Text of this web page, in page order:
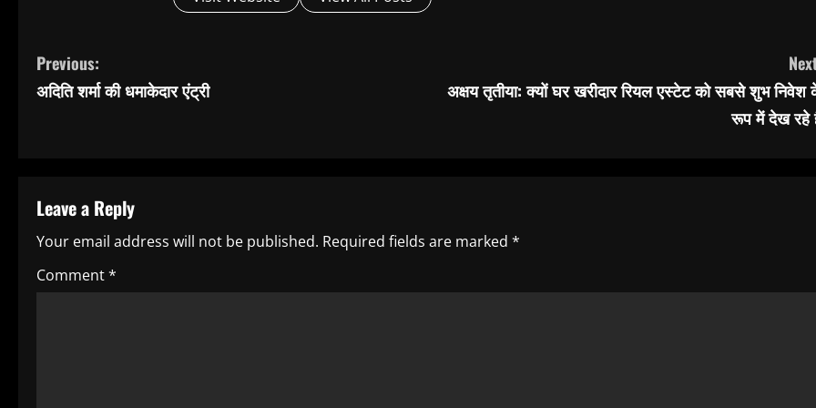
C
o
i
n
u
Previous:
अदिति शर्मा की धमाकेदार एंट्री
अक्षय तृतीया: क्यों घर खरीदार रियल एस्टेट को सबसे शुभ निवेश
रूप में देख रहे
Leave a Reply
Your email address will not be published. Required fields are marked *
Comment*